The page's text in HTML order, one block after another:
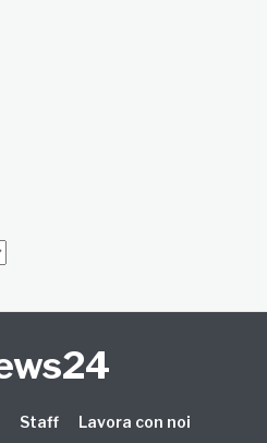
Staff
Lavora con noi